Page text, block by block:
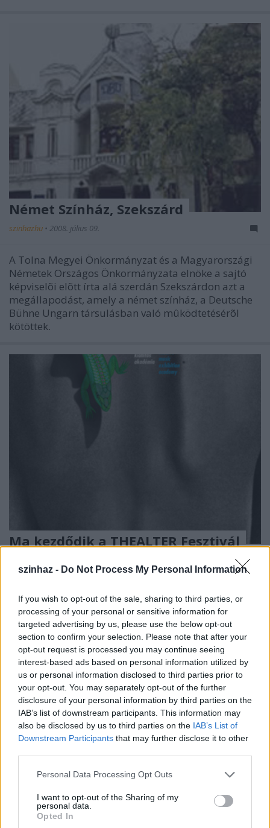
szinhaz - Do Not Process My Personal Information
If you wish to opt-out of the sale, sharing to third parties, or
processing of your personal or sensitive information for
targeted advertising by us, please use the below opt-out
section to confirm your selection. Please note that after your
opt-out request is processed you may continue seeing
interest-based ads based on personal information utilized by
us or personal information disclosed to third parties prior to
your opt-out. You may separately opt-out of the further
disclosure of your personal information by third parties on the
IAB’s list of downstream participants. This information may
also be disclosed by us to third parties on the IAB’s List of
Downstream Participants that may further disclose it to other
Please note that this website/app uses one or more Google
not limited to your visit or usage behaviour. You may click to
grant or deny consent to Google and its third-party tags to
use your data for below specified purposes in below Google
Personal Data Processing Opt Outs
I want to opt-out of the Sharing of my
personal data.
Opted In
Német Színház, Szekszárd
szinhazhu • 2008. július 09.
A Tolna Megyei Önkormányzat és a Magyarországi
Németek Országos Önkormányzata elnöke a sajtó
képviselõi elõtt írta alá szerdán Szekszárdon azt a
megállapodást, amely a német színház, a Deutsche
Bühne Ungarn társulásban való mûködtetésérõl
kötöttek.
Ma kezdődik a THEALTER Fesztivál
Zsinagógabeli megnyitóval kezdetét veszi - immár
18. alkalommal - a THEALTER fesztivál Szegeden, a
MASZK Egyesület szervezésében. A fesztiválról idén
napi rendszerességgel tudósítunk blognapló
formájában, kedvcsinálóként pedig tekintse meg a
tavalyi…